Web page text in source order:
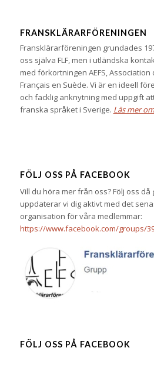
FRANSKLÄRARFÖRENINGEN
Fransklärarföreningen grundades
oss själva FLF, men i utländska
med förkortningen AEFS,
Français en Suède. Vi är en ideell
och facklig anknytning med uppgift
franska språket i Sverige. Läs mer
FÖLJ OSS PÅ FACEBOOK
Vill du höra mer från oss? Följ oss
uppdaterar vi dig aktivt med det
organisation för våra medlemmar:
https://www.facebook.com/groups/
FÖLJ OSS PÅ FACEBOOK